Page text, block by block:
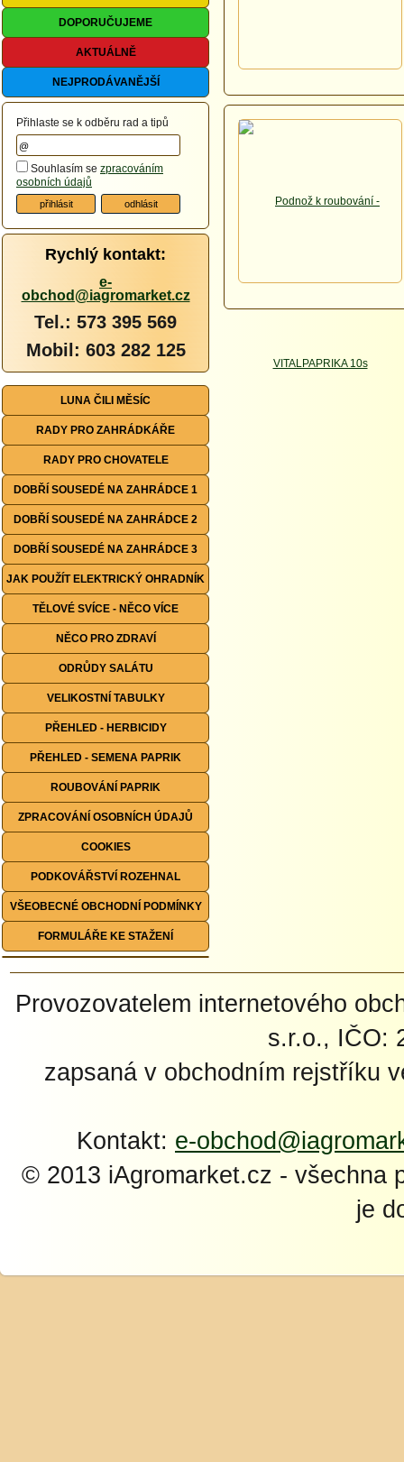
DOPORUČUJEME
AKTUÁLNĚ
NEJPRODÁVANĚJŠÍ
Přihlaste se k odběru rad a tipů
Souhlasím se zpracováním
osobních údajů
Rychlý kontakt:
e-
obchod@iagromarket.cz
Tel.: 573 395 569
Mobil: 603 282 125
LUNA ČILI MĚSÍC
RADY PRO ZAHRÁDKÁŘE
RADY PRO CHOVATELE
DOBŘÍ SOUSEDÉ NA ZAHRÁDCE 1
DOBŘÍ SOUSEDÉ NA ZAHRÁDCE 2
DOBŘÍ SOUSEDÉ NA ZAHRÁDCE 3
JAK POUŽÍT ELEKTRICKÝ OHRADNÍK
TĚLOVÉ SVÍCE - NĚCO VÍCE
NĚCO PRO ZDRAVÍ
ODRŮDY SALÁTU
VELIKOSTNÍ TABULKY
PŘEHLED - HERBICIDY
PŘEHLED - SEMENA PAPRIK
ROUBOVÁNÍ PAPRIK
ZPRACOVÁNÍ OSOBNÍCH ÚDAJŮ
COOKIES
PODKOVÁŘSTVÍ ROZEHNAL
VŠEOBECNÉ OBCHODNÍ PODMÍNKY
FORMULÁŘE KE STAŽENÍ
Provozovatelem internetového
s.r.o., IČO:
zapsaná v obchodním rejstříku
Kontakt: e-
© 2013 iAgromarket.cz - všechna
je